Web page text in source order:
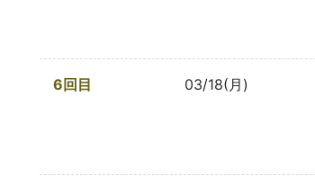
6回目 03/18(月)